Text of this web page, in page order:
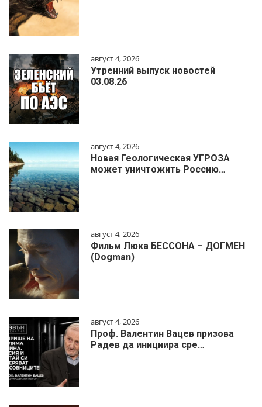
август 4, 2026
Утренний выпуск новостей
03.08.26
август 4, 2026
Новая Геологическая УГРОЗА
может уничтожить Россию…
август 4, 2026
Фильм Люка БЕССОНА – ДОГМЕН
(Dogman)
август 4, 2026
Проф. Валентин Вацев призова
Радев да инициира сре…